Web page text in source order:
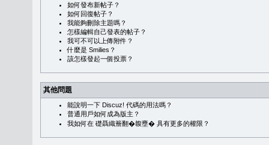
如何發布新帖子？
如何回復帖子？
我能夠刪除主題嗎？
怎樣編輯自己發表的帖子？
我可不可以上傳附件？
什麼是 Smilies？
該怎樣發起一個投票？
其他問題
能說明一下 Discuz! 代碼的用法嗎？
普通用戶如何成為版主？
我如何在 礎聶織簷翻�䪖壅� 具有更多的權限？